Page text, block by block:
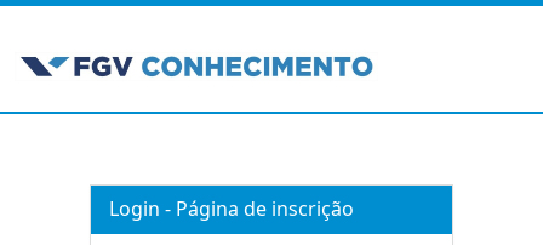
Login - Página de inscrição